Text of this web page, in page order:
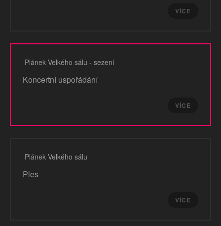
VÍCE
Plánek Velkého sálu - sezení
Koncertní uspořádání
VÍCE
Plánek Velkého sálu
Ples
VÍCE